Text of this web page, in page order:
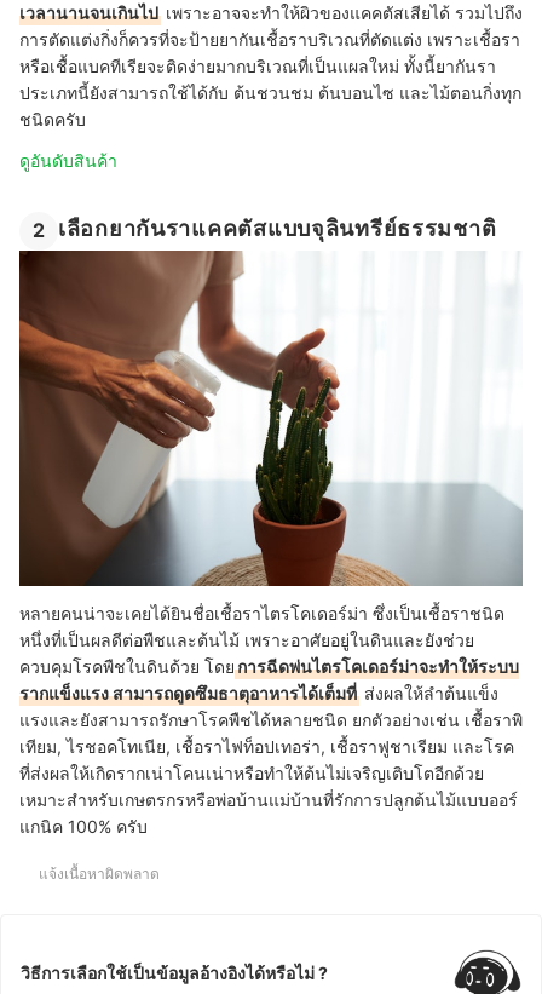
เวลานานจนเกินไป เพราะอาจจะทำให้ผิวของแคคตัสเสียได้ รวมไปถึง
การตัดแต่งกิ่งก็ควรที่จะป้ายยากันเชื้อราบริเวณที่ตัดแต่ง เพราะเชื้อรา
หรือเชื้อแบคทีเรียจะติดง่ายมากบริเวณที่เป็นแผลใหม่ ทั้งนี้ยากันรา
ประเภทนี้ยังสามารถใช้ได้กับ ต้นชวนชม ต้นบอนไซ และไม้ตอนกิ่งทุก
ชนิดครับ
ดูอันดับสินค้า
2 เลือกยากันราแคคตัสแบบจุลินทรีย์ธรรมชาติ
หลายคนน่าจะเคยได้ยินชื่อเชื้อราไตรโคเดอร์ม่า ซึ่งเป็นเชื้อราชนิด
หนึ่งที่เป็นผลดีต่อพืชและต้นไม้ เพราะอาศัยอยู่ในดินและยังช่วย
ควบคุมโรคพืชในดินด้วย โดยการฉีดพ่นไตรโคเดอร์ม่าจะทำให้ระบบ
รากแข็งแรง สามารถดูดซึมธาตุอาหารได้เต็มที่ ส่งผลให้ลำต้นแข็ง
แรงและยังสามารถรักษาโรคพืชได้หลายชนิด ยกตัวอย่างเช่น เชื้อราพิ
เทียม, ไรชอคโทเนีย, เชื้อราไฟท็อปเทอร่า, เชื้อราฟูชาเรียม และโรค
ที่ส่งผลให้เกิดรากเน่าโคนเน่าหรือทำให้ต้นไม่เจริญเติบโตอีกด้วย
เหมาะสำหรับเกษตรกรหรือพ่อบ้านแม่บ้านที่รักการปลูกต้นไม้แบบออร์
แกนิค 100% ครับ
แจ้งเนื้อหาผิดพลาด
วิธีการเลือกใช้เป็นข้อมูลอ้างอิงได้หรือไม่ ?